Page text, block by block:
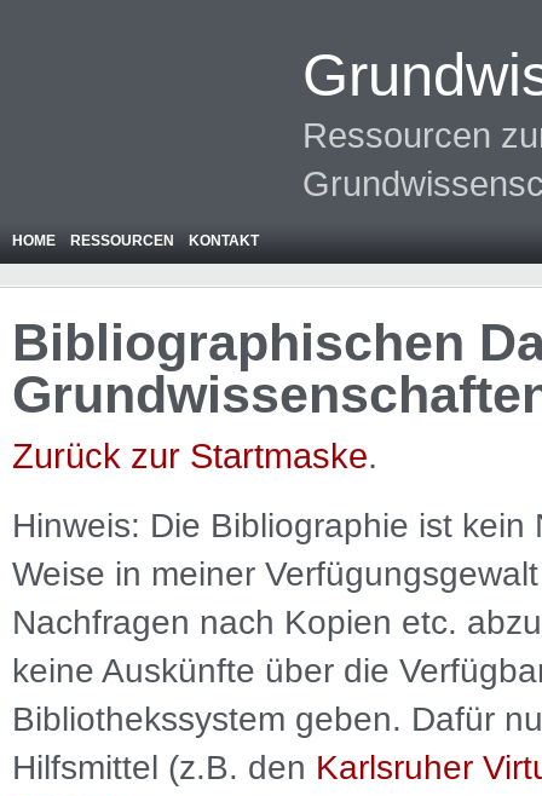
Ressourcen
HOME RESSOURCEN KONTAKT
Bibliographischen
Zurück zur Startmaske.
Hinweis: Die Bibliographie ist kein
Weise in meiner
Nachfragen nach Kopien etc.
keine Auskünfte über die
Bibliothekssystem geben. Dafür
Hilfsmittel (z.B. den Karlsruher